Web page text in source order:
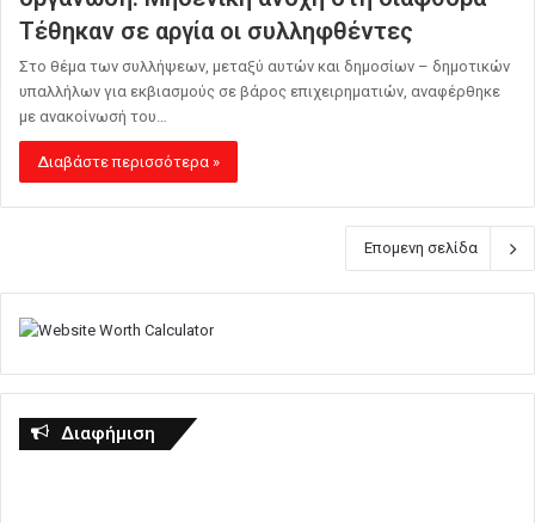
Τέθηκαν σε αργία οι συλληφθέντες
Στο θέμα των συλλήψεων, μεταξύ αυτών και δημοσίων – δημοτικών
υπαλλήλων για εκβιασμούς σε βάρος επιχειρηματιών, αναφέρθηκε
με ανακοίνωσή του…
Διαβάστε περισσότερα »
Επομενη σελίδα
Διαφήμιση